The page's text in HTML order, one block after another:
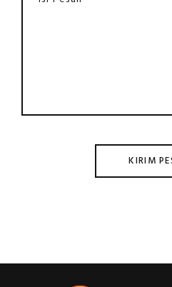
KIRIM